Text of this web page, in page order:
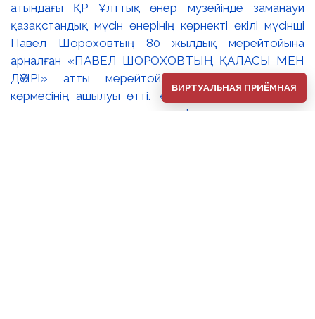
ВИРТУАЛЬНАЯ ПРИЁМНАЯ